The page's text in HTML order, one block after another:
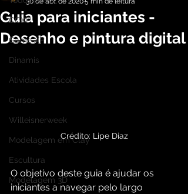
CCXP
Game XP
Dinamis
Atividades Escola
Cursos
Willeisnerweek
Modelagem em Clay
Escultura
Modelagem 3D
Guia para iniciantes -
Desenho e pintura digital
Crédito: Lipe Diaz
O objetivo deste guia é ajudar os
iniciantes a navegar pelo largo